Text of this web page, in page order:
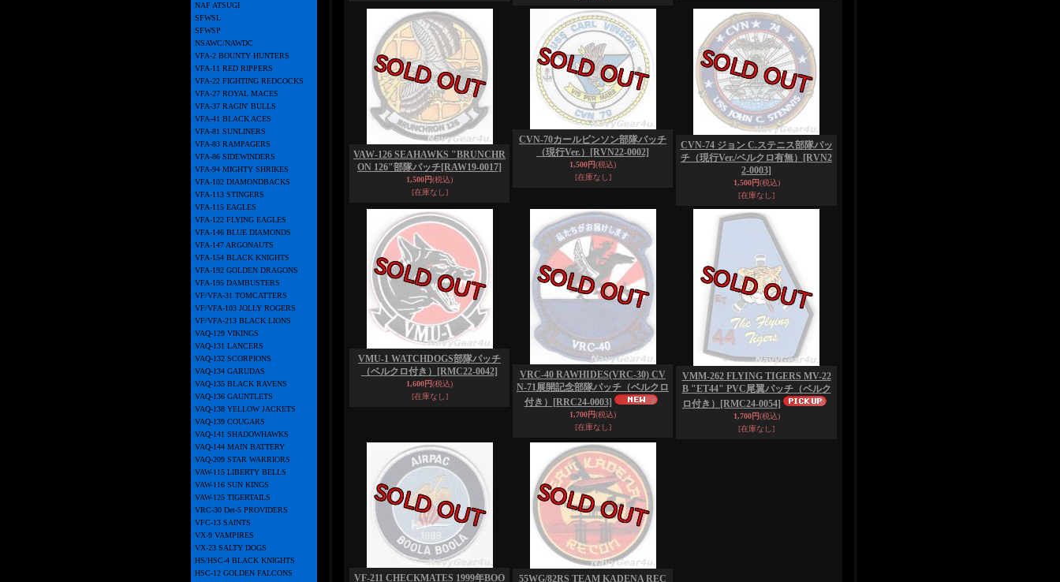
NAF ATSUGI
SFWSL
SFWSP
NSAWC/NAWDC
VFA-2 BOUNTY HUNTERS
VFA-11 RED RIPPERS
VFA-22 FIGHTING REDCOCKS
VFA-27 ROYAL MACES
VFA-37 RAGIN' BULLS
VFA-41 BLACK ACES
VFA-81 SUNLINERS
VFA-83 RAMPAGERS
VFA-86 SIDEWINDERS
VFA-94 MIGHTY SHRIKES
VFA-102 DIAMONDBACKS
VFA-113 STINGERS
VFA-115 EAGLES
VFA-122 FLYING EAGLES
VFA-146 BLUE DIAMONDS
VFA-147 ARGONAUTS
VFA-154 BLACK KNIGHTS
VFA-192 GOLDEN DRAGONS
VFA-195 DAMBUSTERS
VF/VFA-31 TOMCATTERS
VF/VFA-103 JOLLY ROGERS
VF/VFA-213 BLACK LIONS
VAQ-129 VIKINGS
VAQ-131 LANCERS
VAQ-132 SCORPIONS
VAQ-134 GARUDAS
VAQ-135 BLACK RAVENS
VAQ-136 GAUNTLETS
VAQ-138 YELLOW JACKETS
VAQ-139 COUGARS
VAQ-141 SHADOWHAWKS
VAQ-144 MAIN BATTERY
VAQ-209 STAR WARRIORS
VAW-115 LIBERTY BELLS
VAW-116 SUN KINGS
VAW-125 TIGERTAILS
VRC-30 Det-5 PROVIDERS
VFC-13 SAINTS
VX-9 VAMPIRES
VX-23 SALTY DOGS
HS/HSC-4 BLACK KNIGHTS
HSC-12 GOLDEN FALCONS
VAW-126 SEAHAWKS "BRUNCHR
ON 126"部隊パッチ[RAW19-0017]
1,500円(税込)
[在庫なし]
CVN-70カールビンソン部隊パッチ
（現行Ver.）
[RVN22-0002]
1,500円(税込)
[在庫なし]
CVN-74 ジョン C.ステニス部隊パッ
チ（現行Ver./ベルクロ有無）
[RVN2
2-0003]
1,500円(税込)
[在庫なし]
VMU-1 WATCHDOGS部隊パッチ
（ベルクロ付き）
[RMC22-0042]
1,600円(税込)
[在庫なし]
VRC-40 RAWHIDES(VRC-30) CV
N-71展開記念部隊パッチ（ベルクロ
付き）
[RRC24-0003]
1,700円(税込)
[在庫なし]
VMM-262 FLYING TIGERS MV-22
B "ET44" PVC尾翼パッチ（ベルク
ロ付き）
[RMC24-0054]
1,700円(税込)
[在庫なし]
VF-211 CHECKMATES 1999年BOO
55WG/82RS TEAM KADENA REC